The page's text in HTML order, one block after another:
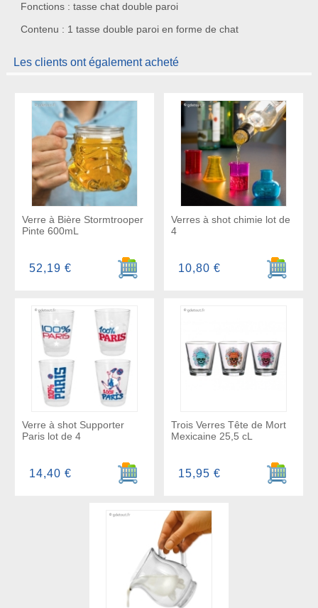
Fonctions : tasse chat double paroi
Contenu : 1 tasse double paroi en forme de chat
Les clients ont également acheté
Verre à Bière Stormtrooper
Pinte 600mL
Ajouter au panier
52,19 €
Verres à shot chimie lot de
4
Ajouter
10,80 €
Verre à shot Supporter
Paris lot de 4
Ajouter au panier
14,40 €
Trois Verres Tête de Mort
Mexicaine 25,5 cL
Ajouter
15,95 €